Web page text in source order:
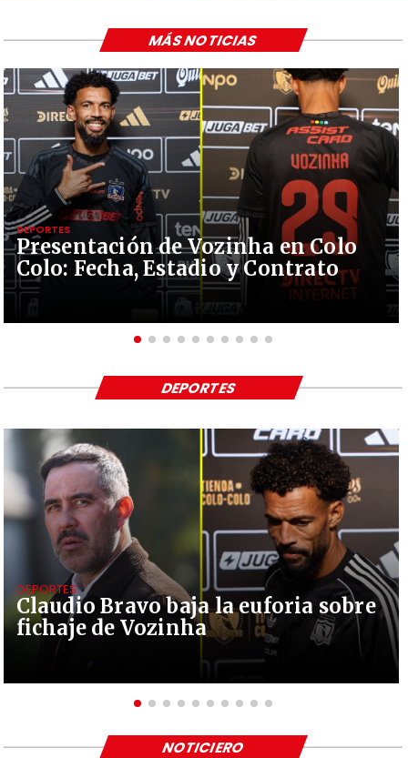
Presentación de Vozinha en Colo
Colo: Fecha, Estadio y Contrato
DEPORTES
MÁS NOTICIAS
Claudio Bravo baja la euforia sobre
fichaje de Vozinha
DEPORTES
DEPORTES
NOTICIERO